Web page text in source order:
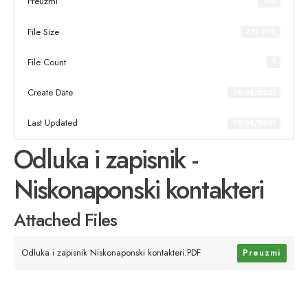
File Size
File Count
Create Date
Last Updated
Odluka i zapisnik -
Niskonaponski kontakteri
Attached Files
Odluka i zapisnik Niskonaponski kontakteri.PDF Preuzmi